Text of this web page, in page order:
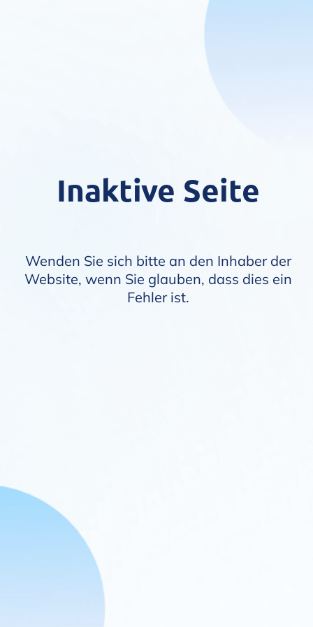
Inaktive Seite
Wenden Sie sich bitte an den Inhaber der
Website, wenn Sie glauben, dass dies ein
Fehler ist.